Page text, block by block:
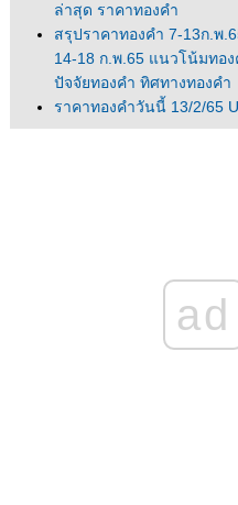
ล่าสุด ราคาทองคำ
สรุปราคาทองคำ 7-13ก.พ
14-18 ก.พ.65 แนวโน้มทอ
ปัจจัยทองคำ ทิศทางทองคำ
ราคาทองคำวันนี้ 13/2/65
ทองวันนี้ 13ก.พ.65 ราคาท
11ก.พ.65 แนวโน้มทองคำ
11/2/65 ปัจจัยทองคำ ราคาท
วิเคราะห์ทองคำ 10/2/65 ร
10ก.พ.65 แนวโน้มทองคำ
ad